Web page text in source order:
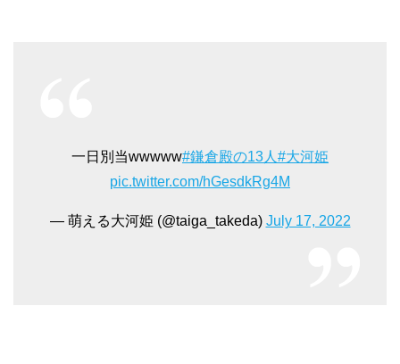
一日別当wwwww#鎌倉殿の13人 #大河姫
pic.twitter.com/hGesdkRg4M
— 萌える大河姫 (@taiga_takeda) July 17, 2022